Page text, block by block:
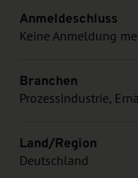
Anmeldeschluss
Keine Anmeldung
Branchen
Prozessindustrie,
Land/Region
Deutschland